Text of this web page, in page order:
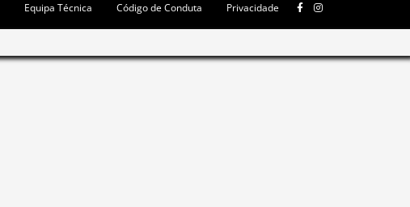
Equipa Técnica Código de Conduta Privacidade